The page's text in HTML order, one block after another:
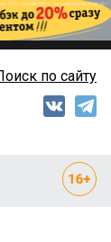
по сайту